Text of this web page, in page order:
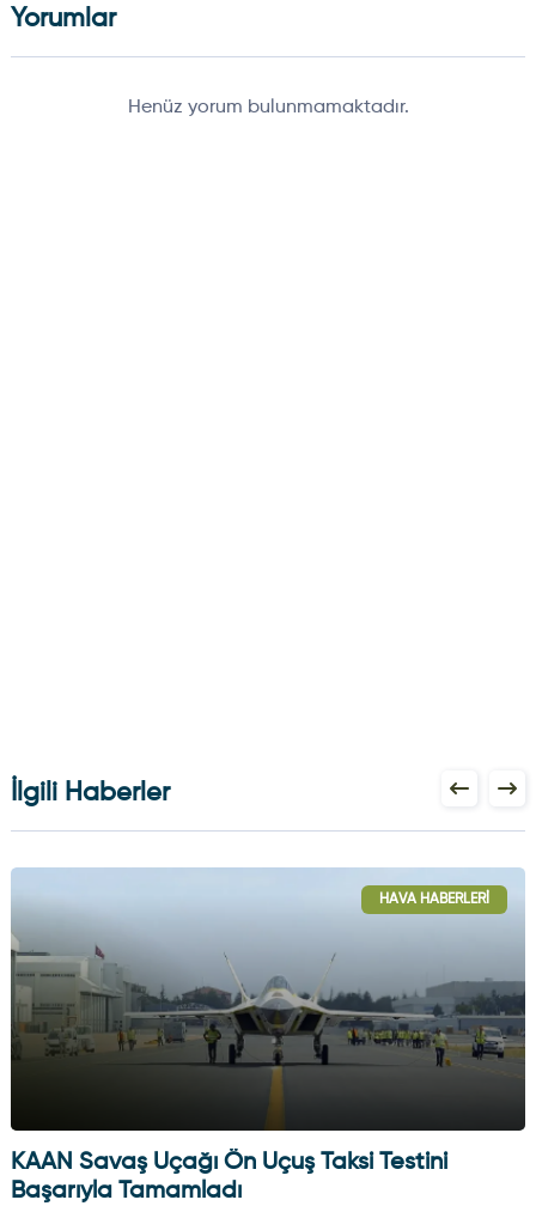
Yorumlar
Henüz yorum bulunmamaktadır.
İlgili Haberler
HAVA HABERLERI
KAAN Savaş Uçağı Ön Uçuş Taksi Testini
Başarıyla Tamamladı